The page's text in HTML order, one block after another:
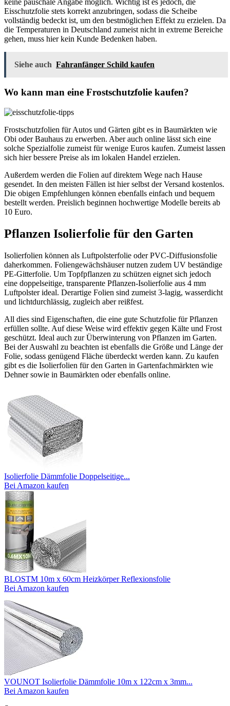
Eisschutzfolie stets korrekt anzubringen, sodass die Scheibe
vollständig bedeckt ist, um den bestmöglichen Effekt zu erzielen. Da
die Temperaturen in Deutschland zumeist nicht in extreme Bereiche
gehen, muss hier kein Kunde Bedenken haben.
Siehe auch Fahranfänger Schild kaufen
Wo kann man eine Frostschutzfolie kaufen?
Frostschutzfolien für Autos und Gärten gibt es in Baumärkten wie
Obi oder Bauhaus zu erwerben. Aber auch online lässt sich eine
solche Spezialfolie zumeist für wenige Euros kaufen. Zumeist lassen
sich hier bessere Preise als im lokalen Handel erzielen.
Außerdem werden die Folien auf direktem Wege nach Hause
gesendet. In den meisten Fällen ist hier selbst der Versand kostenlos.
Die obigen Empfehlungen können ebenfalls einfach und bequem
bestellt werden. Preislich beginnen hochwertige Modelle bereits ab
10 Euro.
Pflanzen Isolierfolie für den Garten
Isolierfolien können als Luftpolsterfolie oder PVC-Diffusionsfolie
daherkommen. Foliengewächshäuser nutzen zudem UV beständige
PE-Gitterfolie. Um Topfpflanzen zu schützen eignet sich jedoch
eine doppelseitige, transparente Pflanzen-Isolierfolie aus 4 mm
Luftpolster ideal. Derartige Folien sind zumeist 3-lagig, wasserdicht
und lichtdurchlässig, zugleich aber reißfest.
All dies sind Eigenschaften, die eine gute Schutzfolie für Pflanzen
erfüllen sollte. Auf diese Weise wird effektiv gegen Kälte und Frost
geschützt. Ideal auch zur Überwinterung von Pflanzen im Garten.
Bei der Auswahl zu beachten ist ebenfalls die Größe und Länge der
Folie, sodass genügend Fläche überdeckt werden kann. Zu kaufen
gibt es die Isolierfolien für den Garten in Gartenfachmärkten wie
Dehner sowie in Baumärkten oder ebenfalls online.
Isolierfolie Dämmfolie Doppelseitige...
Bei Amazon kaufen
BLOSTM 10m x 60cm Heizkörper Reflexionsfolie
Bei Amazon kaufen
VOUNOT Isolierfolie Dämmfolie 10m x 122cm x 3mm...
Bei Amazon kaufen